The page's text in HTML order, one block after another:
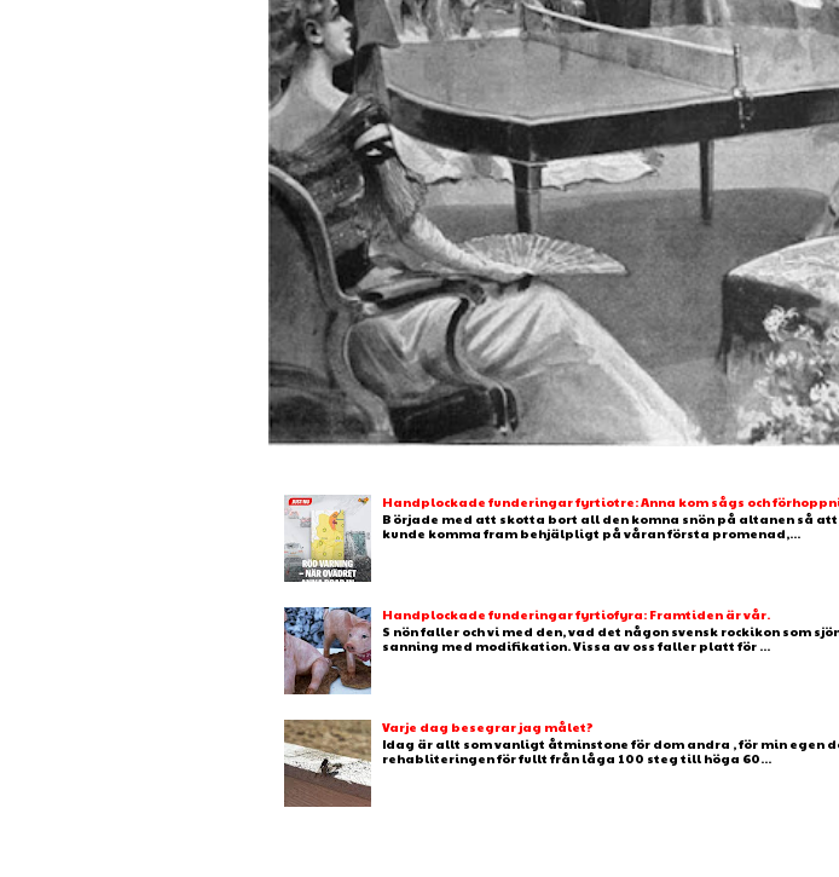
Handplockade funderingar fyrtiotre: Anna kom sågs och
B örjade med att skotta bort all den komna snön på altanen så att
kunde komma fram behjälpligt på våran första promenad,...
Handplockade funderingar fyrtiofyra: Framtiden är vår.
S nön faller och vi med den, vad det någon svensk rockikon som
sanning med modifikation. Vissa av oss faller platt för ...
Varje dag besegrar jag målet?
Idag är allt som vanligt åtminstone för dom andra , för min egen
rehabliteringen för fullt från låga 100 steg till höga 60...